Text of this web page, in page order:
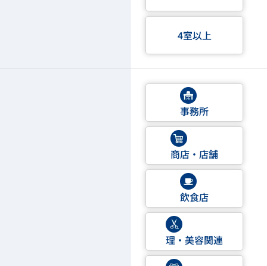
4室以上
事務所
商店・店舗
飲食店
理・美容関連